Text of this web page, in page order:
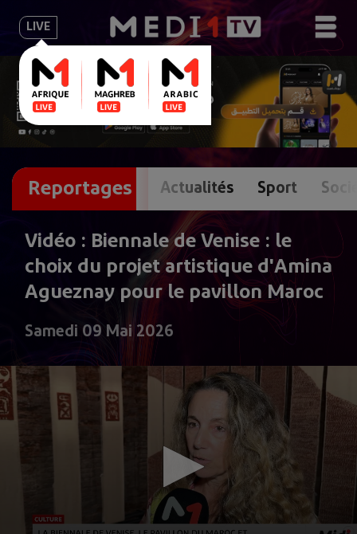
LIVE
Actualités Sport
Reportages
Vidéo : Biennale de Venise : le
choix du projet artistique d'Amina
Agueznay pour le pavillon Maroc
Samedi 09 Mai 2026